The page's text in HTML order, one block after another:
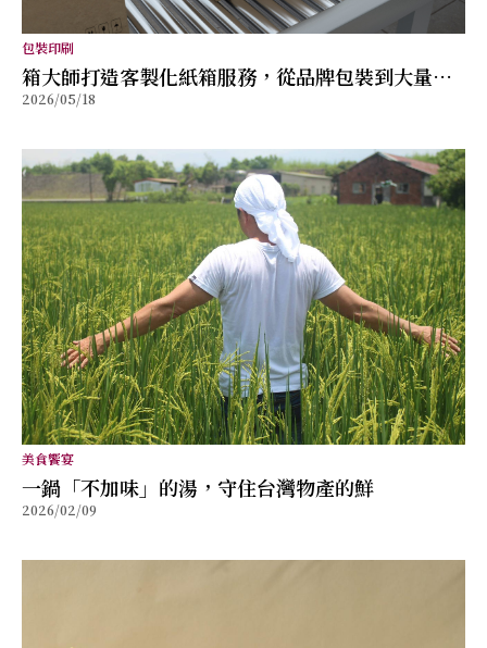
包裝印刷
箱大師打造客製化紙箱服務，從品牌包裝到大量出
貨提供完整解決方案
2026/05/18
美食饗宴
⼀鍋「不加味」的湯，守住台灣物產的鮮
2026/02/09